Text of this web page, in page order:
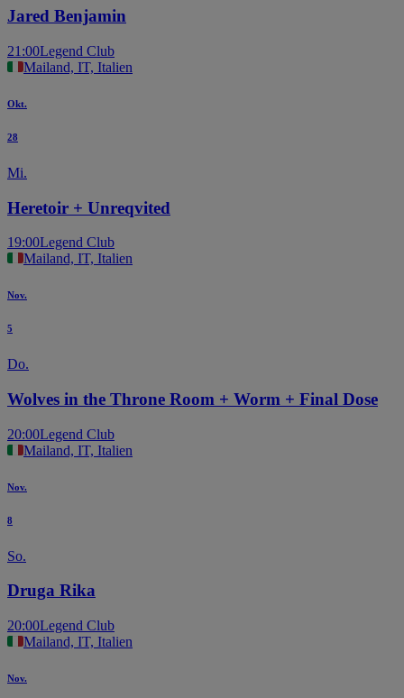
Jared Benjamin
21:00Legend Club
Mailand, IT, Italien
Okt.
28
Mi.
Heretoir + Unreqvited
19:00Legend Club
Mailand, IT, Italien
Nov.
5
Do.
Wolves in the Throne Room + Worm + Final Dose
20:00Legend Club
Mailand, IT, Italien
Nov.
8
So.
Druga Rika
20:00Legend Club
Mailand, IT, Italien
Nov.